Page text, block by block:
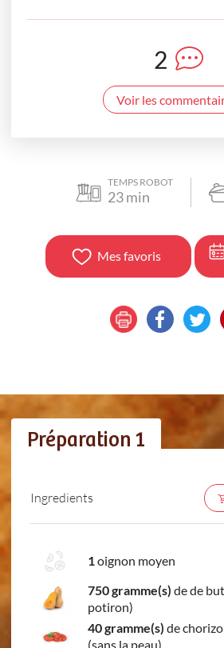
2
Voir les
TEMPS ROBOT
23min
Mes favoris
Préparation 1
Ingredients
1oignon moyen
750 gramme(s) de de
potiron)
40 gramme(s) de
(sans la peau)